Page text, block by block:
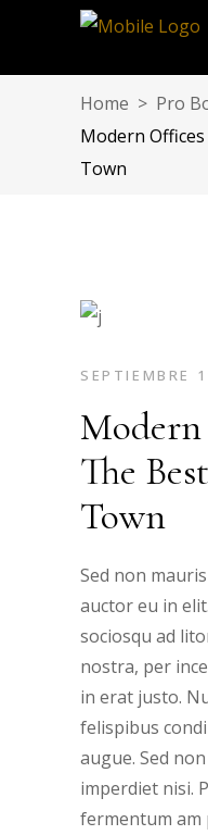
Home > Pro
Modern
Town
SEPTIEMBRE
The
Town
Sed non
auctor eu in
sociosqu ad
nostra, per
in erat justo.
felispibus
augue. Sed
imperdiet nisi.
fermentum am